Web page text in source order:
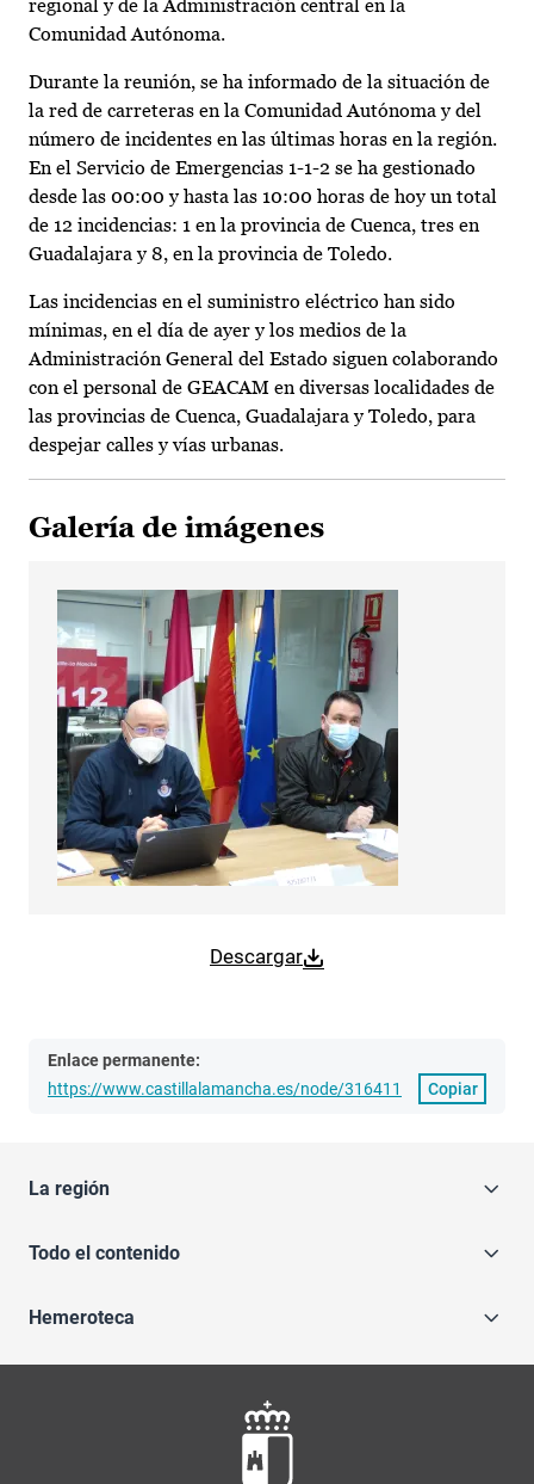
regional y de la Administración central en la
Comunidad Autónoma.
Durante la reunión, se ha informado de la situación de
la red de carreteras en la Comunidad Autónoma y del
número de incidentes en las últimas horas en la región.
En el Servicio de Emergencias 1-1-2 se ha gestionado
desde las 00:00 y hasta las 10:00 horas de hoy un total
de 12 incidencias: 1 en la provincia de Cuenca, tres en
Guadalajara y 8, en la provincia de Toledo.
Las incidencias en el suministro eléctrico han sido
mínimas, en el día de ayer y los medios de la
Administración General del Estado siguen colaborando
con el personal de GEACAM en diversas localidades de
las provincias de Cuenca, Guadalajara y Toledo, para
despejar calles y vías urbanas.
Galería de imágenes
Descargar
Enlace permanente:
https://www.castillalamancha.es/node/316411
Copiar
La región
Todo el contenido
Hemeroteca